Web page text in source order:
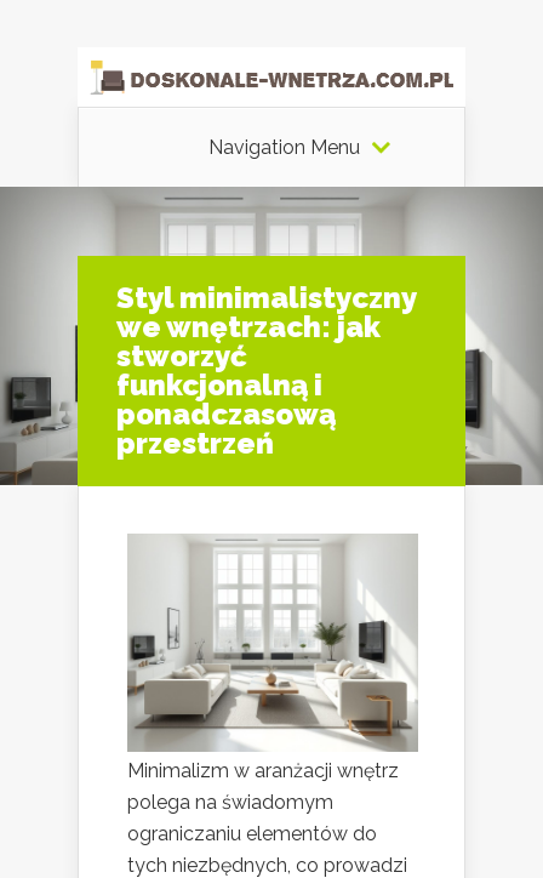
Navigation Menu
Styl minimalistyczny
we wnętrzach: jak
stworzyć
funkcjonalną i
ponadczasową
przestrzeń
Minimalizm w aranżacji wnętrz
polega na świadomym
ograniczaniu elementów do
tych niezbędnych, co prowadzi